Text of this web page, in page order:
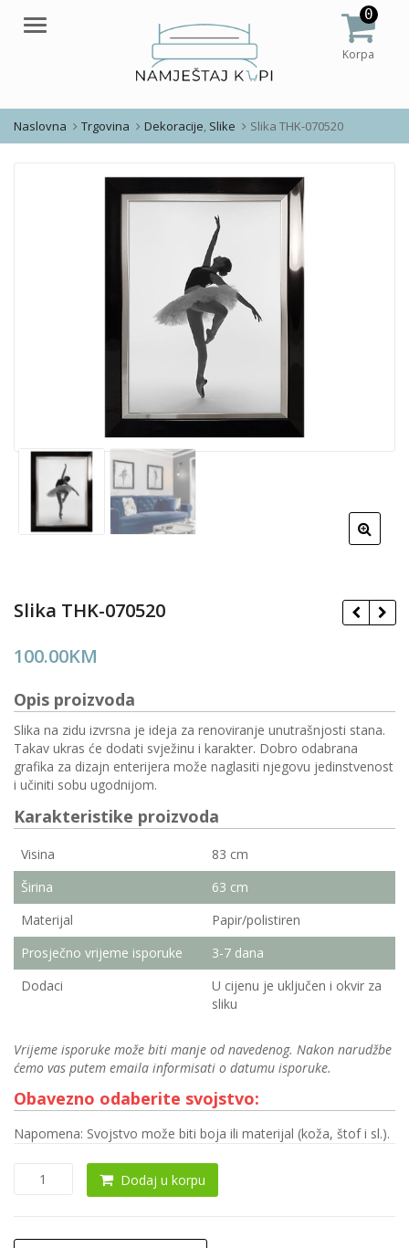
Meni
0
Korpa
Naslovna Trgovina Dekoracije, Slike Slika THK-070520
Slika THK-070520
100.00KM
Opis proizvoda
Slika na zidu izvrsna je ideja za renoviranje unutrašnjosti stana.
Takav ukras će dodati svježinu i karakter. Dobro odabrana
grafika za dizajn enterijera može naglasiti njegovu jedinstvenost
i učiniti sobu ugodnijom.
Karakteristike proizvoda
Visina
83 cm
Širina
63 cm
Materijal
Papir/polistiren
Prosječno vrijeme isporuke
3-7 dana
Dodaci
U cijenu je uključen i okvir za
sliku
Vrijeme isporuke može biti manje od navedenog. Nakon narudžbe
ćemo vas putem emaila informisati o datumu isporuke.
Obavezno odaberite svojstvo:
Napomena: Svojstvo može biti boja ili materijal (koža, štof i sl.).
THK-
Dodaj u korpu